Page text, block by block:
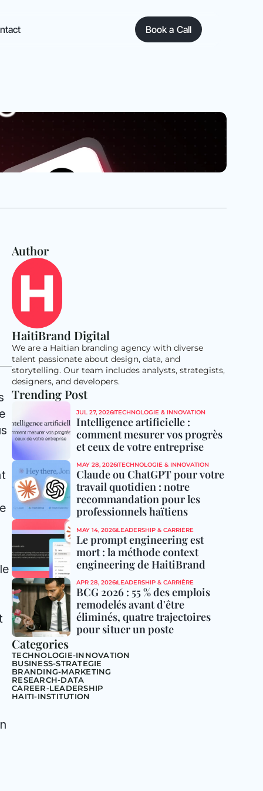
Author
HaitiBrand Digital
We are a Haitian branding agency with diverse
talent passionate about design, data, and
storytelling. Our team includes analysts, strategists,
designers, and developers.
Trending Post
JUL 27, 2026TECHNOLOGIE & INNOVATION
Intelligence artificielle :
comment mesurer vos progrès
et ceux de votre entreprise
MAY 28, 2026TECHNOLOGIE & INNOVATION
Claude ou ChatGPT pour votre
travail quotidien : notre
recommandation pour les
professionnels haïtiens
MAY 14, 2026 LEADERSHIP & CARRIÈRE
Le prompt engineering est
mort : la méthode context
engineering de HaitiBrand
APR 28, 2026 LEADERSHIP & CARRIÈRE
BCG 2026 : 55 % des emplois
remodelés avant d'être
éliminés, quatre trajectoires
pour situer un poste
Categories
TECHNOLOGIE-INNOVATION
BUSINESS-STRATEGIE
BRANDING-MARKETING
RESEARCH-DATA
CAREER-LEADERSHIP
HAITI-INSTITUTION
Book a Call